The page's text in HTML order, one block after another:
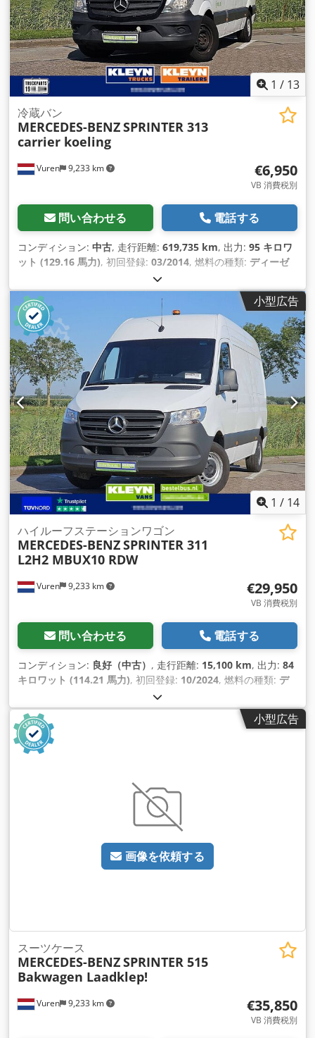
1 / 13
Vuren 9,233 km
冷蔵バン
MERCEDES-BENZSPRINTER 313
carrier koeling
€6,950
VB 消費税別
問い合わせる 電話する
コンディション: 中古, 走行距離: 619,735 km, 出力: 95 キロワ
ット (129.16 馬力), 初回登録: 03/2014, 燃料の種類: ディーゼ
, アクスル構成:
ース:3,670 mm, 燃料:ディーゼル, 色:白色, 運転席:デイキャ
ブ, 変速方式: , 排出クラス: ユーロ5 , サスペン
ション:鋼, 座席数: , 全長:5,900 mm , 全幅: 2,000 mm
, 全高:
2,850 mm, 荷室長: 3,180 mm, 荷室幅:1,640 mm , 荷室高:
1,800 mm, 製造年:2014
ABS（アンチロック・ブレー
キ・システム）, エアコン, クルーズコントロール, セントラル
ロック, トラクションコントロール, ブルートゥース, 電動ウィ
ンドウ調節, 電動ミラー
小型広告
1 / 14
Vuren 9,233 km
ハイルーフステーションワゴン
MERCEDES-BENZSPRINTER 311
L2H2 MBUX10 RDW
€29,950
VB 消費税別
問い合わせる 電話する
コンディション: 良好（中古） , 走行距離: 15,100 km, 出力: 84
キロワット (114.21 馬力), 初回登録: 10/2024, 燃料の種類: デ
235/65R16
ールベース:3,670 mm, 燃料:ディーゼル, 色:白色, 運転席:デ
イキャブ
, 排出クラス:ユーロ6, サ
スペンション:
mm, 全高:
ブレーキ・システム）, エアコン, クルーズコントロール, セン
トラルロック, トラクションコントロール, トレーラー連結装置,
ナビゲーションシステム, ブルートゥース, 電動ウィンドウ調節,
小型広告
画像を依頼する
Vuren 9,233 km
スーツケース
MERCEDES-BENZSPRINTER 515
Bakwagen Laadklep!
€35,850
VB 消費税別